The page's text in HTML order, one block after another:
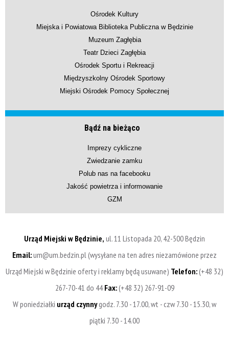
Ośrodek Kultury
Miejska i Powiatowa Biblioteka Publiczna w Będzinie
Muzeum Zagłębia
Teatr Dzieci Zagłębia
Ośrodek Sportu i Rekreacji
Międzyszkolny Ośrodek Sportowy
Miejski Ośrodek Pomocy Społecznej
Bądź na bieżąco
Imprezy cykliczne
Zwiedzanie zamku
Polub nas na facebooku
Jakość powietrza i informowanie
GZM
Urząd Miejski w Będzinie, ul. 11 Listopada 20, 42-500 Będzin
Email:um@um.bedzin.pl (wysyłane na ten adres niezamówione przez
Urząd Miejski w Będzinie oferty i reklamy będą usuwane) Telefon:(+48 32)
267-70-41 do 44Fax:(+48 32) 267-91-09
W poniedziałki urząd czynnygodz. 7.30 - 17.00, wt - czw 7.30 - 15.30, w
piątki 7.30 - 14.00